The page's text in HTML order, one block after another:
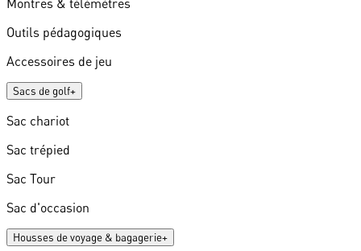
Outils pédagogiques
Accessoires de jeu
Sacs de golf+
Sac chariot
Sac trépied
Sac Tour
Sac d'occasion
Housses de voyage & bagagerie+